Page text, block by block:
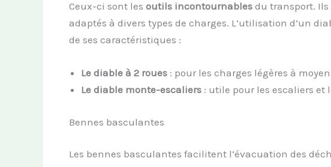
Ceux-ci sont les outils incontournablesdu transport. Ils
adaptés à divers types de charges. L’utilisation d’un
de ses caractéristiques :
Le diable à 2 roues : pour les charges légères à
Le diable monte-escaliers : utile pour les escaliers et
Bennes basculantes
Les bennes basculantes facilitent l’évacuation des